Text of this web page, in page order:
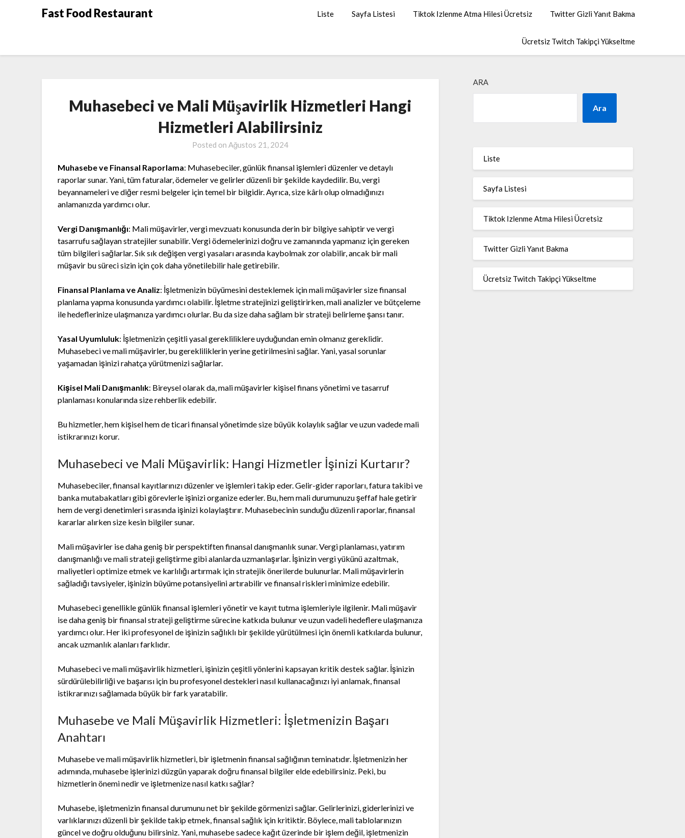
Fast Food Restaurant Liste Sayfa Listesi Tiktok Izlenme Atma Hilesi Ücretsiz Twitter Gizli Yanıt Bakma
Ücretsiz Twitch Takipçi Yükseltme
Muhasebeci ve Mali Müşavirlik Hizmetleri Hangi
Hizmetleri Alabilirsiniz
Posted on Ağustos 21, 2024
Muhasebe ve Finansal Raporlama: Muhasebeciler, günlük finansal işlemleri düzenler ve detaylı
raporlar sunar. Yani, tüm faturalar, ödemeler ve gelirler düzenli bir şekilde kaydedilir. Bu, vergi
beyannameleri ve diğer resmi belgeler için temel bir bilgidir. Ayrıca, size kârlı olup olmadığınızı
anlamanızda yardımcı olur.
Vergi Danışmanlığı: Mali müşavirler, vergi mevzuatı konusunda derin bir bilgiye sahiptir ve vergi
tasarrufu sağlayan stratejiler sunabilir. Vergi ödemelerinizi doğru ve zamanında yapmanız için gereken
tüm bilgileri sağlarlar. Sık sık değişen vergi yasaları arasında kaybolmak zor olabilir, ancak bir mali
müşavir bu süreci sizin için çok daha yönetilebilir hale getirebilir.
Finansal Planlama ve Analiz: İşletmenizin büyümesini desteklemek için mali müşavirler size finansal
planlama yapma konusunda yardımcı olabilir. İşletme stratejinizi geliştirirken, mali analizler ve bütçeleme
ile hedeflerinize ulaşmanıza yardımcı olurlar. Bu da size daha sağlam bir strateji belirleme şansı tanır.
Yasal Uyumluluk: İşletmenizin çeşitli yasal gerekliliklere uyduğundan emin olmanız gereklidir.
Muhasebeci ve mali müşavirler, bu gerekliliklerin yerine getirilmesini sağlar. Yani, yasal sorunlar
yaşamadan işinizi rahatça yürütmenizi sağlarlar.
Kişisel Mali Danışmanlık: Bireysel olarak da, mali müşavirler kişisel finans yönetimi ve tasarruf
planlaması konularında size rehberlik edebilir.
Bu hizmetler, hem kişisel hem de ticari finansal yönetimde size büyük kolaylık sağlar ve uzun vadede mali
istikrarınızı korur.
Muhasebeci ve Mali Müşavirlik: Hangi Hizmetler İşinizi Kurtarır?
Muhasebeciler, finansal kayıtlarınızı düzenler ve işlemleri takip eder. Gelir-gider raporları, fatura takibi ve
banka mutabakatları gibi görevlerle işinizi organize ederler. Bu, hem mali durumunuzu şeffaf hale getirir
hem de vergi denetimleri sırasında işinizi kolaylaştırır. Muhasebecinin sunduğu düzenli raporlar, finansal
kararlar alırken size kesin bilgiler sunar.
Mali müşavirler ise daha geniş bir perspektiften finansal danışmanlık sunar. Vergi planlaması, yatırım
danışmanlığı ve mali strateji geliştirme gibi alanlarda uzmanlaşırlar. İşinizin vergi yükünü azaltmak,
maliyetleri optimize etmek ve karlılığı artırmak için stratejik önerilerde bulunurlar. Mali müşavirlerin
sağladığı tavsiyeler, işinizin büyüme potansiyelini artırabilir ve finansal riskleri minimize edebilir.
Muhasebeci genellikle günlük finansal işlemleri yönetir ve kayıt tutma işlemleriyle ilgilenir. Mali müşavir
ise daha geniş bir finansal strateji geliştirme sürecine katkıda bulunur ve uzun vadeli hedeflere ulaşmanıza
yardımcı olur. Her iki profesyonel de işinizin sağlıklı bir şekilde yürütülmesi için önemli katkılarda bulunur,
ancak uzmanlık alanları farklıdır.
Muhasebeci ve mali müşavirlik hizmetleri, işinizin çeşitli yönlerini kapsayan kritik destek sağlar. İşinizin
sürdürülebilirliği ve başarısı için bu profesyonel destekleri nasıl kullanacağınızı iyi anlamak, finansal
istikrarınızı sağlamada büyük bir fark yaratabilir.
Muhasebe ve Mali Müşavirlik Hizmetleri: İşletmenizin Başarı
Anahtarı
Muhasebe ve mali müşavirlik hizmetleri, bir işletmenin finansal sağlığının teminatıdır. İşletmenizin her
adımında, muhasebe işlerinizi düzgün yaparak doğru finansal bilgiler elde edebilirsiniz. Peki, bu
hizmetlerin önemi nedir ve işletmenize nasıl katkı sağlar?
Muhasebe, işletmenizin finansal durumunu net bir şekilde görmenizi sağlar. Gelirlerinizi, giderlerinizi ve
varlıklarınızı düzenli bir şekilde takip etmek, finansal sağlık için kritiktir. Böylece, mali tablolarınızın
güncel ve doğru olduğunu bilirsiniz. Yani, muhasebe sadece kağıt üzerinde bir işlem değil, işletmenizin
ARA
Ara
Liste
Sayfa Listesi
Tiktok Izlenme Atma Hilesi Ücretsiz
Twitter Gizli Yanıt Bakma
Ücretsiz Twitch Takipçi Yükseltme